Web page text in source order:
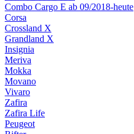
Combo Cargo E ab 09/2018-heute
Corsa
Crossland X
Grandland X
Insignia
Meriva
Mokka
Movano
Vivaro
Zafira
Zafira Life
Peugeot